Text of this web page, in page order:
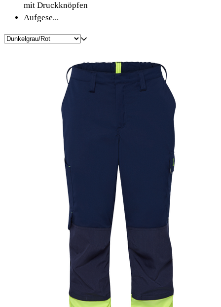
mit Druckknöpfen
Aufgese...